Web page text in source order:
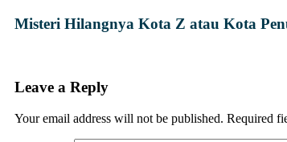
Misteri Hilangnya Kota Z atau Kota
Leave a Reply
Your email address will not be published. Required